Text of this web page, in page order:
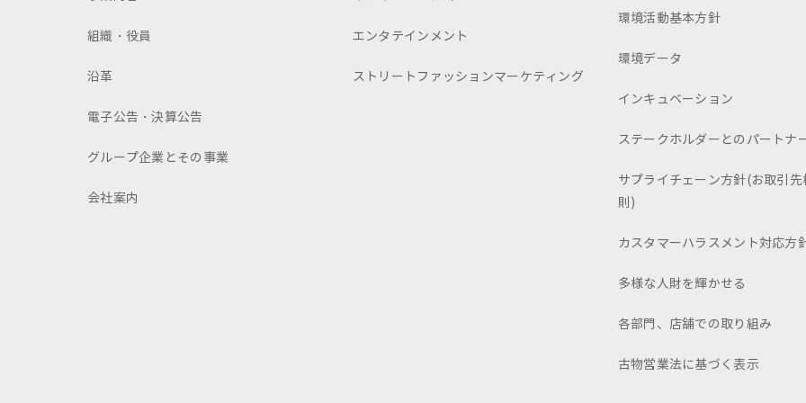
組織・役員
沿革
電子公告・決算公告
グループ企業とその事業
会社案内
エンタテインメント
ストリートファッションマーケティング
環境活動基本方針
環境データ
インキュベーション
ステークホルダーとのパートナ
サプライチェーン方針(お取引先
則)
カスタマーハラスメント対応方
多様な人財を輝かせる
各部門、店舗での取り組み
古物営業法に基づく表示